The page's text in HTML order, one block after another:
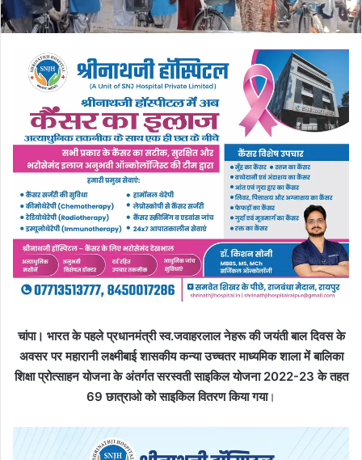
चांपा। भारत के पहले प्रधानमंत्री स्व.जवाहरलाल नेहरू की जयंती बाल दिवस के
अवसर पर महारानी लक्ष्मीबाई शासकीय कन्या उच्चतर माध्यमिक शाला में बालिका
शिक्षा प्रोत्साहन योजना के अंतर्गत सरस्वती साइकिल योजना 2022-23 के तहत
69 छात्राओ को साइकिल वितरण किया गया।